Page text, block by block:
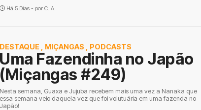
Há 5 Dias - por C. A.
DESTAQUE MIÇANGAS PODCASTS
Uma Fazendinha no Japão
(Miçangas #249)
Nesta semana, Guaxa e Jujuba recebem mais uma vez a Nanaka que
essa semana veio daquela vez que foi volutuária em uma fazenda no
Japão!